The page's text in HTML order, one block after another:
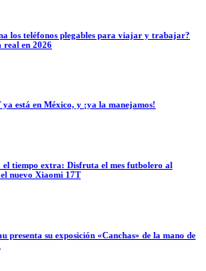
los teléfonos plegables para viajar y trabajar?
real en 2026
está en México, y ¡ya la manejamos!
tiempo extra: Disfruta el mes futbolero al
nuevo Xiaomi 17T
presenta su exposición «Canchas» de la mano de